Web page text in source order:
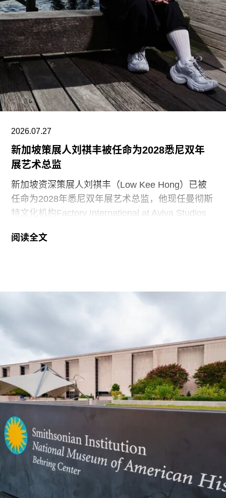
为两人的私人住宅。在13项作品中，有5项位于芬
兰首都赫尔辛基，包括文化之家（House of
Culture，1958）活动中心，以及著名的芬兰大厅
（Finlandia Hall，1971），后者兼具会议中心与音
乐厅功能。
另一项重要作品是赛纳察洛市政厅（Säynätsalo
Town Hall），由阿尔瓦·阿尔托与艾丽莎·阿尔托于
与艾丽莎结婚。两人还共同建造了位于派延奈湖
（Lake
2026.07.27
新加坡策展人刘祺丰被任命为2028悉尼双年
展艺术总监
新加坡资深策展人刘祺丰（Low Kee Hong）已被
任命为2028年悉尼双年展艺术总监，他现任曼彻斯
特文化机构Factory International at Aviva Studios
艺术总监、阿联酋策展人胡尔·卡西米（Hoor Al
Qasimi）因被认为偏袒支持巴勒斯坦的参展艺术家
作为2028年悉尼双年展艺术总监，刘祺丰表示，他
计划在展览筹备阶段与澳大利亚原住民社群展开交
流。他在接受《艺术新闻》采访时表示：“原住民社
群对我策展实践的重要影响之一，在于他们让我思
考的时间跨度不再局限于双年展的三个月，而是将
视野扩展至数十万年的时间尺度。”
除了领导新加坡双年展外，刘祺丰还曾担任新加坡
艺术节艺术总监，以及香港西九龙文化区管理局戏
阅读全文